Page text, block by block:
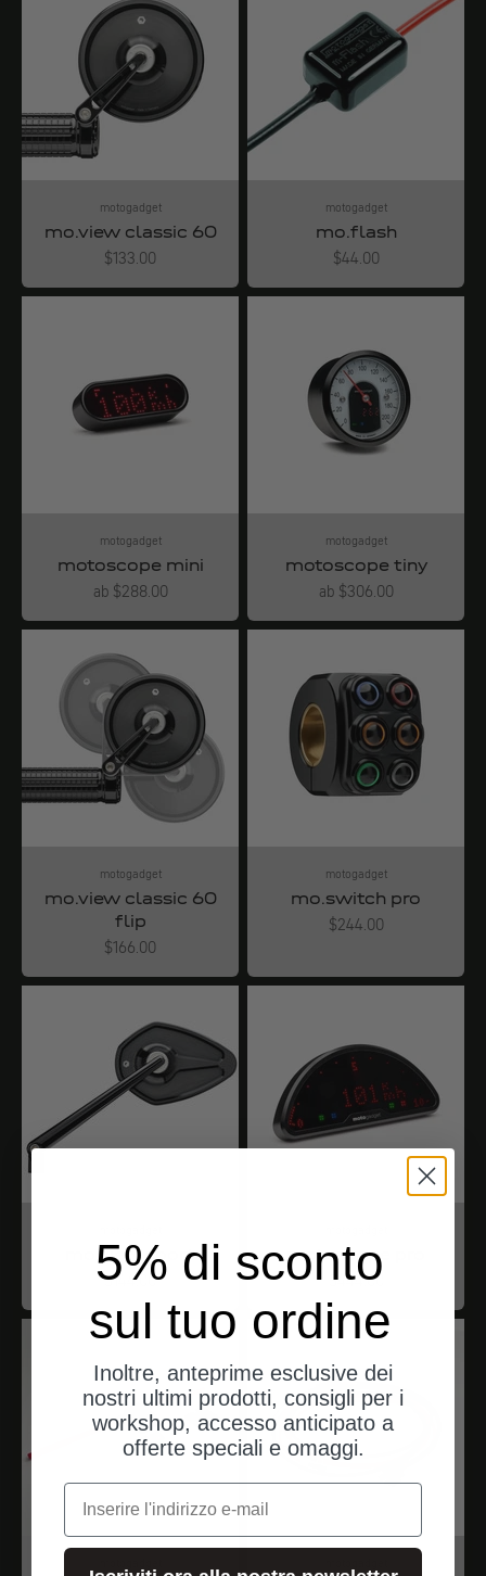
motogadget
mo.view classic 60
Angebot
$133.00
motogadget
mo.flash
Angebot
$44.00
motogadget
motoscope mini
Angebot
ab $288.00
motogadget
motoscope tiny
Angebot
ab $306.00
motogadget
mo.view classic 60
flip
Angebot
$166.00
motogadget
mo.switch pro
Angebot
$244.00
mo.view sport
Angebot
$144.00
motoscope pro
Angebot
$444.00
5% di sconto
sul tuo ordine
Inoltre, anteprime esclusive dei
nostri ultimi prodotti, consigli per i
workshop, accesso anticipato a
offerte speciali e omaggi.
e-mail